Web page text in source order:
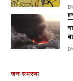
BY
BY
जन समस्या